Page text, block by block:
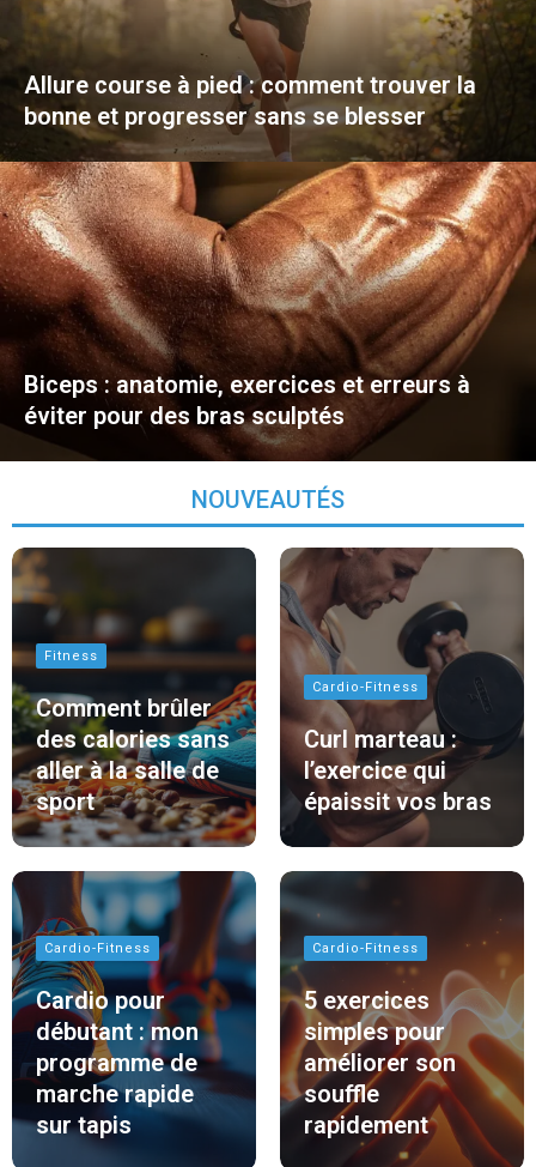
Allure course à pied : comment trouver la
bonne et progresser sans se blesser
Biceps : anatomie, exercices et erreurs à
éviter pour des bras sculptés
NOUVEAUTÉS
Fitness
Comment brûler
des calories sans
aller à la salle de
sport
Cardio-Fitness
Curl marteau :
l’exercice qui
épaissit vos bras
Cardio-Fitness
Cardio pour
débutant : mon
programme de
marche rapide
sur tapis
Cardio-Fitness
5 exercices
simples pour
améliorer son
souffle
rapidement